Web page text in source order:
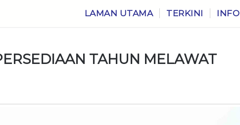
LAMAN UTAMA TERKINI INFO
TAHUN MELAWAT